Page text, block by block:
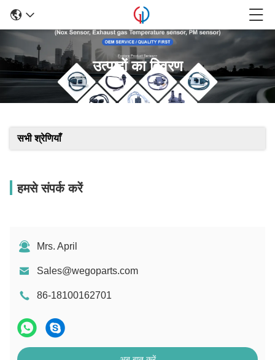
उत्पादों का विवरण
सभी श्रेणियाँ
हमसे संपर्क करें
Mrs. April
Sales@wegoparts.com
86-18100162701